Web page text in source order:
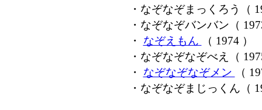
・なぞなぞまっくろう（
・なぞなぞバンバン（
・ なぞえもん
（ 1974 ）
・なぞなぞなぞべえ（
・ なぞなぞなぞメン
（
・なぞなぞまじっくん（